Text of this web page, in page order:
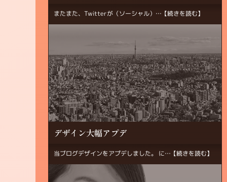
またまた、Twitterが（ソーシャル）…【続きを読む】
デザイン大幅アプデ
当ブログデザインをアプデしました。 に…【続きを読む】